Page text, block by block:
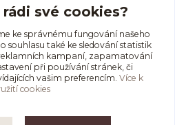
038
rádi své cookies?
ke správnému fungování našeho
souhlasu také ke sledování statistik
kampaní, zapamatování
při používání stránek, či
vašim preferencím. Více k
cookies